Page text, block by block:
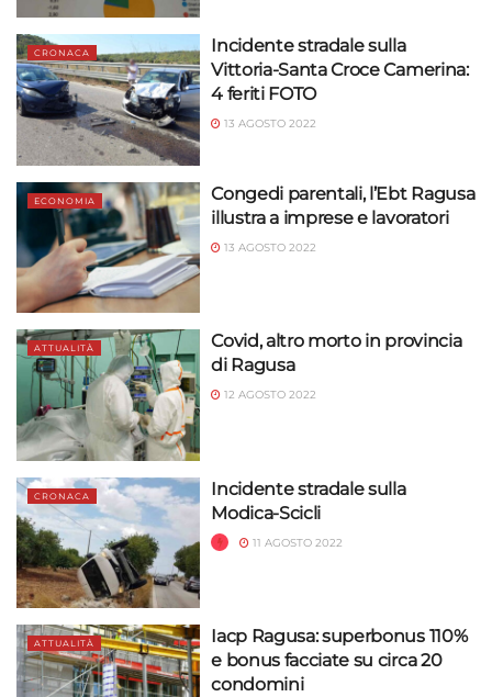
CRONACA
Incidente stradale sulla
Vittoria-Santa Croce Camerina:
4 feriti FOTO
13 AGOSTO 2022
ECONOMIA
Congedi parentali, l’Ebt Ragusa
illustra a imprese e lavoratori
13 AGOSTO 2022
ATTUALITÀ
Covid, altro morto in provincia
di Ragusa
12 AGOSTO 2022
CRONACA
Incidente stradale sulla
Modica-Scicli
11 AGOSTO 2022
ATTUALITÀ
Iacp Ragusa: superbonus 110%
e bonus facciate su circa 20
condomini